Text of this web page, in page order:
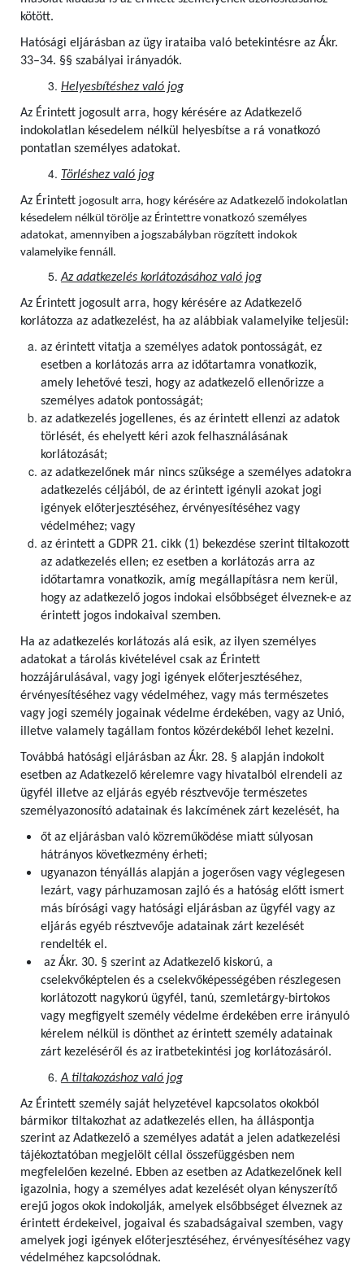
kötött.
Hatósági eljárásban az ügy irataiba való betekintésre az Ákr.
33–34. §§ szabályai irányadók.
Helyesbítéshez való jog
Az Érintett jogosult arra, hogy kérésére az Adatkezelő
indokolatlan késedelem nélkül helyesbítse a rá vonatkozó
pontatlan személyes adatokat.
Törléshez való jog
Az Érintett jogosult arra, hogy kérésére az Adatkezelő indokolatlan
késedelem nélkül törölje az Érintettre vonatkozó személyes
adatokat, amennyiben a jogszabályban rögzített indokok
valamelyike fennáll.
Az adatkezelés korlátozásához való jog
Az Érintett jogosult arra, hogy kérésére az Adatkezelő
korlátozza az adatkezelést, ha az alábbiak valamelyike teljesül:
az érintett vitatja a személyes adatok pontosságát, ez
esetben a korlátozás arra az időtartamra vonatkozik,
amely lehetővé teszi, hogy az adatkezelő ellenőrizze a
személyes adatok pontosságát;
az adatkezelés jogellenes, és az érintett ellenzi az adatok
törlését, és ehelyett kéri azok felhasználásának
korlátozását;
az adatkezelőnek már nincs szüksége a személyes adatokra
adatkezelés céljából, de az érintett igényli azokat jogi
igények előterjesztéséhez, érvényesítéséhez vagy
védelméhez; vagy
az érintett a GDPR 21. cikk (1) bekezdése szerint tiltakozott
az adatkezelés ellen; ez esetben a korlátozás arra az
időtartamra vonatkozik, amíg megállapításra nem kerül,
hogy az adatkezelő jogos indokai elsőbbséget élveznek-e az
érintett jogos indokaival szemben.
Ha az adatkezelés korlátozás alá esik, az ilyen személyes
adatokat a tárolás kivételével csak az Érintett
hozzájárulásával, vagy jogi igények előterjesztéséhez,
érvényesítéséhez vagy védelméhez, vagy más természetes
vagy jogi személy jogainak védelme érdekében, vagy az Unió,
illetve valamely tagállam fontos közérdekéből lehet kezelni.
Továbbá hatósági eljárásban az Ákr. 28. § alapján indokolt
esetben az Adatkezelő kérelemre vagy hivatalból elrendeli az
ügyfél illetve az eljárás egyéb résztvevője természetes
személyazonosító adatainak és lakcímének zárt kezelését, ha
őt az eljárásban való közreműködése miatt súlyosan
hátrányos következmény érheti;
ugyanazon tényállás alapján a jogerősen vagy véglegesen
lezárt, vagy párhuzamosan zajló és a hatóság előtt ismert
más bírósági vagy hatósági eljárásban az ügyfél vagy az
eljárás egyéb résztvevője adatainak zárt kezelését
rendelték el.
az Ákr. 30. § szerint az Adatkezelő kiskorú, a
cselekvőképtelen és a cselekvőképességében részlegesen
korlátozott nagykorú ügyfél, tanú, szemletárgy-birtokos
vagy megfigyelt személy védelme érdekében erre irányuló
kérelem nélkül is dönthet az érintett személy adatainak
zárt kezeléséről és az iratbetekintési jog korlátozásáról.
A tiltakozáshoz való jog
Az Érintett személy saját helyzetével kapcsolatos okokból
bármikor tiltakozhat az adatkezelés ellen, ha álláspontja
szerint az Adatkezelő a személyes adatát a jelen adatkezelési
tájékoztatóban megjelölt céllal összefüggésben nem
megfelelően kezelné. Ebben az esetben az Adatkezelőnek kell
igazolnia, hogy a személyes adat kezelését olyan kényszerítő
erejű jogos okok indokolják, amelyek elsőbbséget élveznek az
érintett érdekeivel, jogaival és szabadságaival szemben, vagy
amelyek jogi igények előterjesztéséhez, érvényesítéséhez vagy
védelméhez kapcsolódnak.